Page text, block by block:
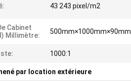
43 243 pixel/m2
Cabinet
Millimètre:
500mm×1000mm×90mm
1000:1
par location extérieure